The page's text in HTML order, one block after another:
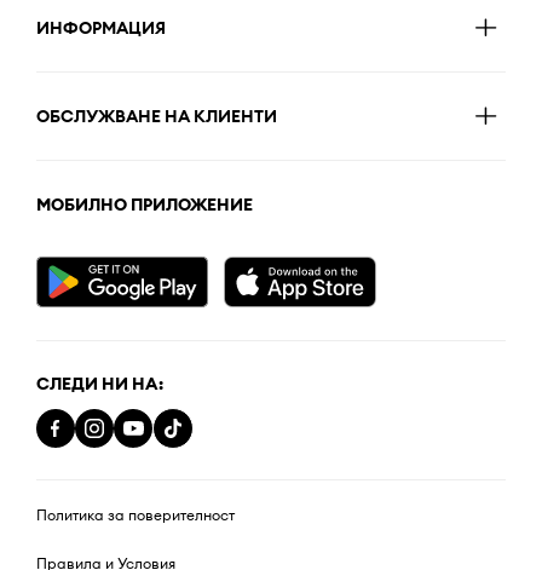
ИНФОРМАЦИЯ
ОБСЛУЖВАНЕ НА КЛИЕНТИ
МОБИЛНО ПРИЛОЖЕНИЕ
СЛЕДИ НИ НА:
Политика за поверителност
Правила и Условия